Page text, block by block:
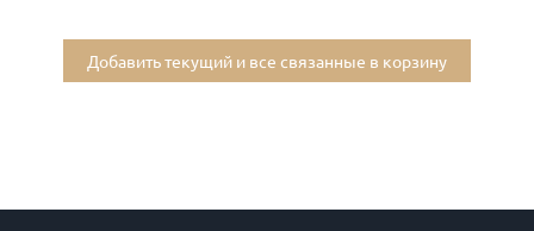
Добавить текущий и все связанные в корзину